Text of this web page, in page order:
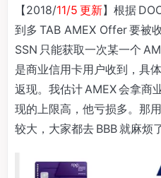
【2018/11/5 更新】根据
到多 TAB AMEX Offer 要被
SSN 只能获取一次某一个
是商业信用卡用户收到，具
返现。我估计 AMEX 会拿商
现的上限高，他亏损多。那
较大，大家都去 BBB 就麻烦了